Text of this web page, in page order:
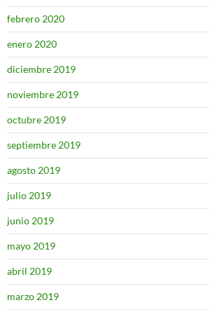
febrero 2020
enero 2020
diciembre 2019
noviembre 2019
octubre 2019
septiembre 2019
agosto 2019
julio 2019
junio 2019
mayo 2019
abril 2019
marzo 2019